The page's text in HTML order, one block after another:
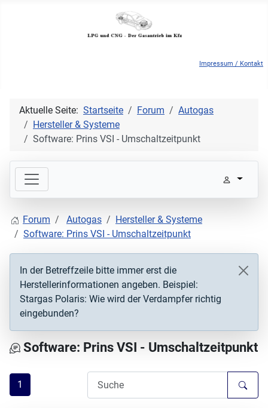
Impressum / Kontakt
Aktuelle Seite: Startseite Forum
Autogas
Hersteller & Systeme
Software: Prins VSI - Umschaltzeitpunkt
Forum Autogas
Hersteller & Systeme
Software: Prins VSI - Umschaltzeitpunkt
In der Betreffzeile bitte immer erst die
Herstellerinformationen angeben. Beispiel:
Stargas Polaris: Wie wird der Verdampfer richtig
eingebunden?
Software: Prins VSI - Umschaltzeitpunkt
1